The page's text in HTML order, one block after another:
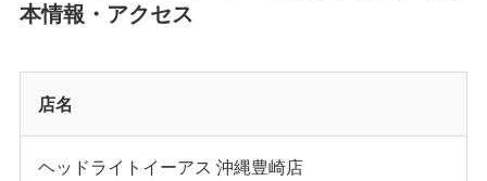
本情報・アクセス
店名
ヘッドライトイーアス 沖縄豊崎店